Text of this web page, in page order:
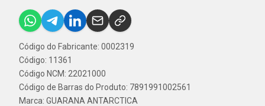
Código do Fabricante: 0002319
Código: 11361
Código NCM: 22021000
Código de Barras do Produto: 7891991002561
Marca: GUARANA ANTARCTICA